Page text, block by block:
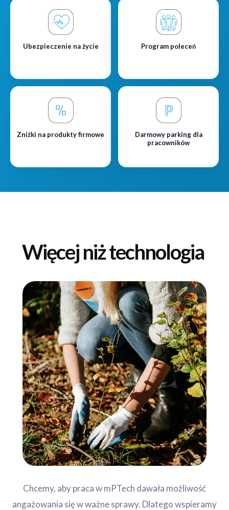
Ubezpieczenie na życie Program poleceń
Zniżki na produkty firmowe
Darmowy parking dla
pracowników
Więcej niż technologia
Chcemy, aby praca w mPTech dawała możliwość
angażowania się w ważne sprawy. Dlatego wspieramy